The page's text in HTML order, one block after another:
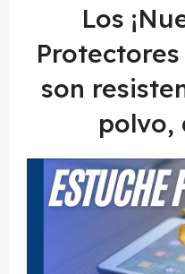
Los
son
polvo,